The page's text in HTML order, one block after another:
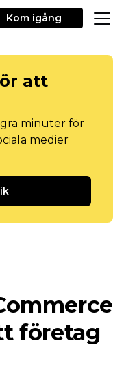
Kom igång
att
minuter för
medier
företag